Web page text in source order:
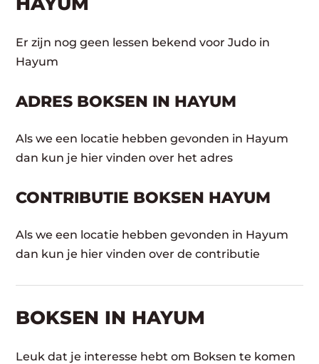
Er zijn nog geen lessen bekend voor Judo in
Hayum
ADRES BOKSEN IN HAYUM
Als we een locatie hebben gevonden in Hayum
dan kun je hier vinden over het adres
CONTRIBUTIE BOKSEN HAYUM
Als we een locatie hebben gevonden in Hayum
dan kun je hier vinden over de contributie
BOKSEN IN HAYUM
Leuk dat je interesse hebt om Boksen te komen